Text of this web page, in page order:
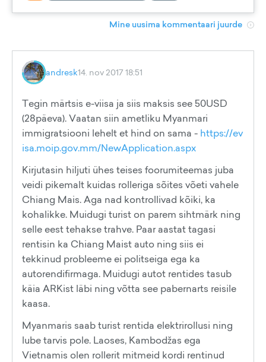
Mine uusima kommentaari juurde
andresk14. nov 2017 18:51
Tegin märtsis e-viisa ja siis maksis see 50USD
(28päeva). Vaatan siin ametliku Myanmari
immigratsiooni lehelt et hind on sama - https://ev
isa.moip.gov.mm/NewApplication.aspx
Kirjutasin hiljuti ühes teises foorumiteemas juba
veidi pikemalt kuidas rolleriga sõites võeti vahele
Chiang Mais. Aga nad kontrollivad kõiki, ka
kohalikke. Muidugi turist on parem sihtmärk ning
selle eest tehakse trahve. Paar aastat tagasi
rentisin ka Chiang Maist auto ning siis ei
tekkinud probleeme ei politseiga ega ka
autorendifirmaga. Muidugi autot rentides tasub
käia ARKist läbi ning võtta see pabernarts reisile
kaasa.
Myanmaris saab turist rentida elektrirollusi ning
lube tarvis pole. Laoses, Kambodžas ega
Vietnamis olen rollerit mitmeid kordi rentinud